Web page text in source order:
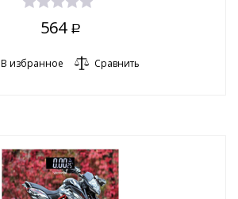
564 Р
В избранное Сравнить